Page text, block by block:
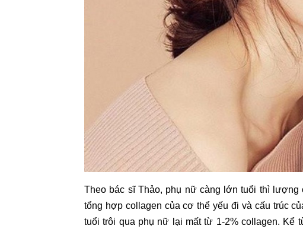
Theo bác sĩ Thảo, phụ nữ càng lớn tuổi thì lượng
tổng hợp collagen của cơ thể yếu đi và cấu trúc
tuổi trôi qua phụ nữ lại mất từ 1-2% collagen. Kể